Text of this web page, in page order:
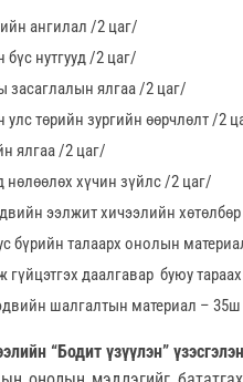
ангилал /2 цаг/
нутгууд /2 цаг/
засаглалын ялгаа /2 цаг/
төрийн зургийн өөрчлөлт /2
ялгаа /2 цаг/
нөлөөлөх хүчин зүйлс /2 цаг/
ээлжит хичээлийн хөтөлбөр
бүрийн талаарх онолын
гүйцэтгэх даалгавар буюу
шалгалтын материал – 35ш
“Бодит үзүүлэн” үзэсгэлэн